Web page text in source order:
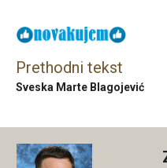
Prethodni tekst
Sveska Marte Blagojević